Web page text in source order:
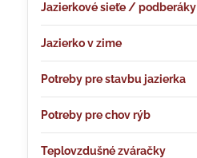
Jazierkové sieťe / podberáky
Jazierko v zime
Potreby pre stavbu jazierka
Potreby pre chov rýb
Teplovzdušné zváračky